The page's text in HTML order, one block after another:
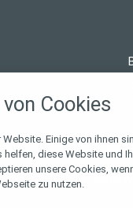
© 2026
Cookies
Einige von ihnen
diese Website und
unsere Cookies,
zu nutzen.
alle verwendeten Cookies
zu blockieren.
Notwendig